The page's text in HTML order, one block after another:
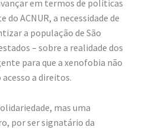
em termos de políticas
ACNUR, a necessidade de
a população de São
– sobre a realidade dos
para que a xenofobia não
a direitos.
mas uma
por ser signatário da